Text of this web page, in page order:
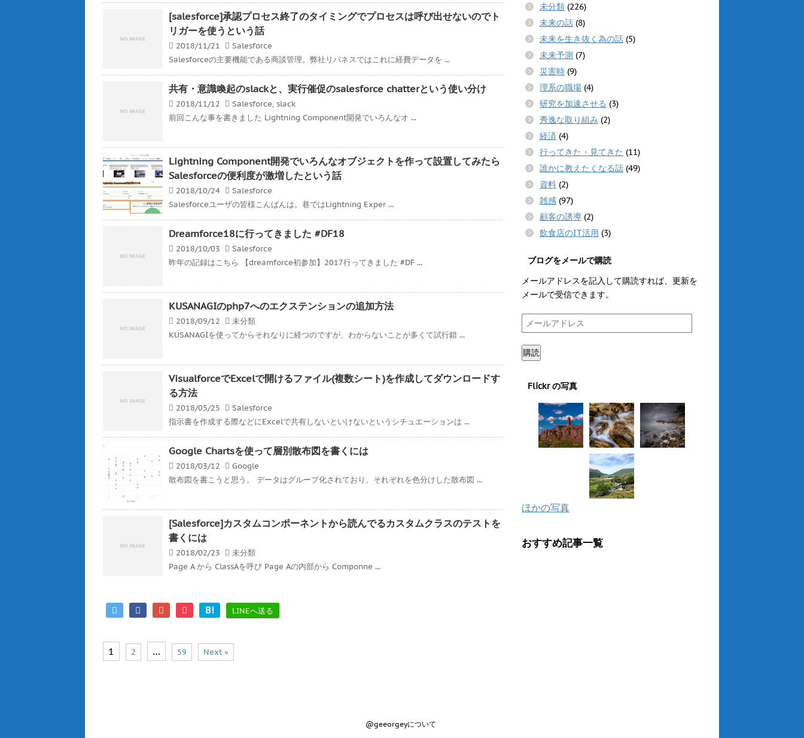
[salesforce]承認プロセス終了のタイミングでプロセスは呼び出せないのでト
リガーを使うという話
2018/11/21
Salesforce
Salesforceの主要機能である商談管理。弊社リバネスではこれに経費データを ...
共有・意識喚起のslackと、実行催促のsalesforce chatterという使い分け
2018/11/12 Salesforce, slack
前回こんな事を書きました Lightning Component開発でいろんなオ ...
Lightning Component開発でいろんなオブジェクトを作って設置してみたら
Salesforceの便利度が激増したという話
2018/10/24
Salesforce
Salesforceユーザの皆様こんばんは。巷ではLightning Exper ...
Dreamforce18に行ってきました #DF18
2018/10/03
Salesforce
昨年の記録はこちら 【dreamforce初参加】2017行ってきました #DF ...
KUSANAGIのphp7へのエクステンションの追加方法
2018/09/12
未分類
KUSANAGIを使ってからそれなりに経つのですが、わからないことが多くて試行錯 ...
VisualforceでExcelで開けるファイル(複数シート)を作成してダウンロードす
る方法
2018/05/25
Salesforce
指示書を作成する際などにExcelで共有しないといけないというシチュエーションは ...
Google Chartsを使って層別散布図を書くには
2018/03/12
Google
散布図を書こうと思う。 データはグループ化されており、それぞれを色分けした散布図 ...
[Salesforce]カスタムコンポーネントから読んでるカスタムクラスのテストを
書くには
2018/02/23
未分類
Page A から ClassAを呼び Page Aの内部から Componne ...
B! LINEへ送る
1 2 … 59 Next »
未分類 (226)
未来の話 (8)
未来を生き抜く為の話 (5)
未来予測 (7)
災害時 (9)
理系の職場 (4)
研究を加速させる (3)
秀逸な取り組み (2)
経済 (4)
行ってきた・見てきた (11)
誰かに教えたくなる話 (49)
資料 (2)
雑感 (97)
顧客の誘導 (2)
飲食店のIT活用 (3)
ブログをメールで購読
メールアドレスを記入して購読すれば、更新を
メールで受信できます。
メ
ー
ル
ア
レ
購読
Flickr の写真
ほかの写真
おすすめ記事一覧
@geeorgeyについて